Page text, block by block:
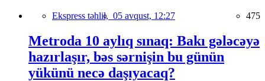
Ekspress təhlil, 05 avqust, 12:27 475
Metroda 10 aylıq sınaq: Bakı gələcəyə
hazırlaşır, bəs sərnişin bu günün
yükünü necə daşıyacaq?